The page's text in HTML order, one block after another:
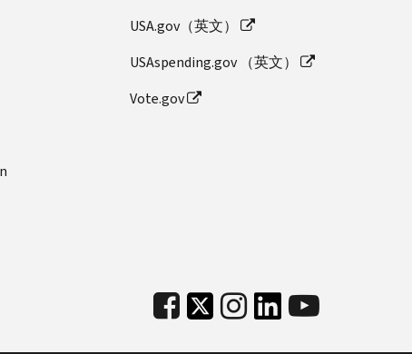
USA.gov（英文）
USAspending.gov （英文）
Vote.gov